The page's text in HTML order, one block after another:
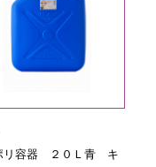
リ容器 ２０Ｌ青 キ